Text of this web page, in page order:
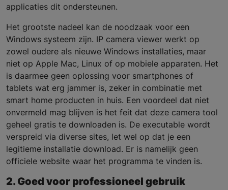
applicaties dit ondersteunen.
Het grootste nadeel kan de noodzaak voor een
Windows systeem zijn. IP camera viewer werkt op
zowel oudere als nieuwe Windows installaties, maar
niet op Apple Mac, Linux of op mobiele apparaten. Het
is daarmee geen oplossing voor smartphones of
tablets wat erg jammer is, zeker in combinatie met
smart home producten in huis. Een voordeel dat niet
onvermeld mag blijven is het feit dat deze camera tool
geheel gratis te downloaden is. De executable wordt
verspreid via diverse sites, let wel op dat je een
legitieme installatie download. Er is namelijk geen
officiele website waar het programma te vinden is.
2. Goed voor professioneel gebruik